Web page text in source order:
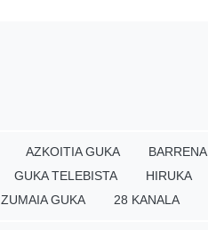
AZKOITIA GUKA
BARRENA
GUKA TELEBISTA
HIRUKA
ZUMAIA GUKA 28 KANALA